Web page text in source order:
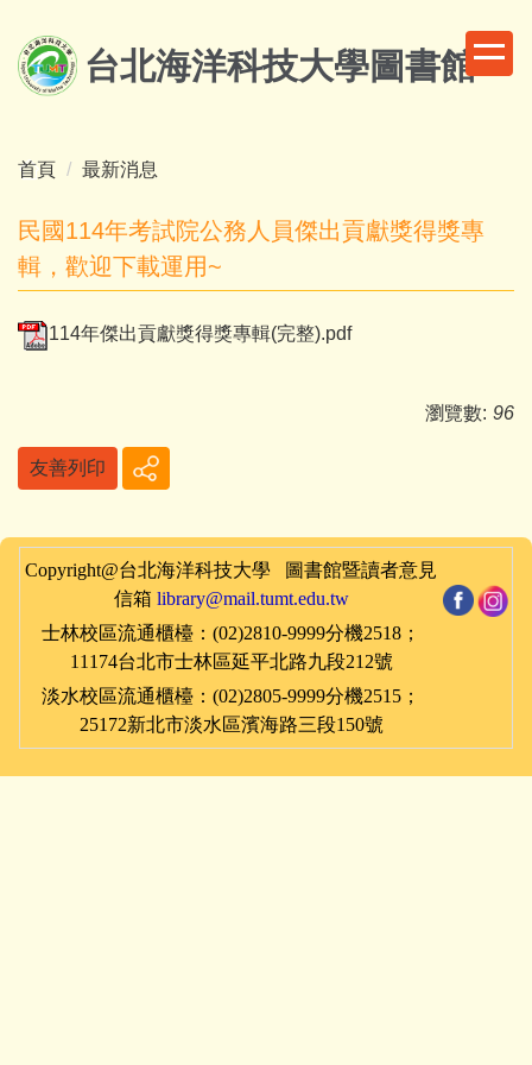
到
主
容
台北海洋科技大學圖書館
首頁 最新消息
民國114年考試院公務人員傑出貢獻獎得獎專
輯，歡迎下載運用~
114年傑出貢獻獎得獎專輯(完整).pdf
瀏覽數: 96
友善列印
Copyright@台北海洋科技大學 圖書館暨讀者意見
信箱 library@mail.tumt.edu.tw
士林校區流通櫃檯：(02)2810-9999分機2518；
11174台北市士林區延平北路九段212號
淡水校區流通櫃檯：(02)2805-9999分機2515 ；
25172新北市淡水區濱海路三段150號